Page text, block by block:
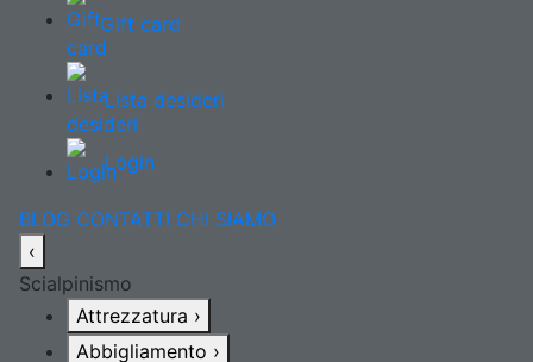
Gift card
Lista desideri
Login
BLOG CONTATTI CHI SIAMO
‹
Scialpinismo
Attrezzatura ›
Abbigliamento ›